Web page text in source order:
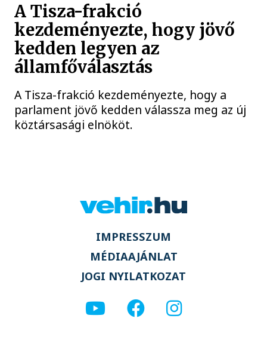
A Tisza-frakció
kezdeményezte, hogy jövő
kedden legyen az
államfőválasztás
A Tisza-frakció kezdeményezte, hogy a
parlament jövő kedden válassza meg az új
köztársasági elnököt.
IMPRESSZUM
MÉDIAAJÁNLAT
JOGI NYILATKOZAT